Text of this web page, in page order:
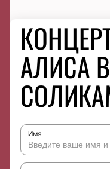
АЛИСА В
Имя